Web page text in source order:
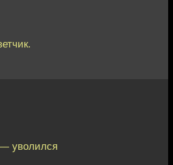
уволился